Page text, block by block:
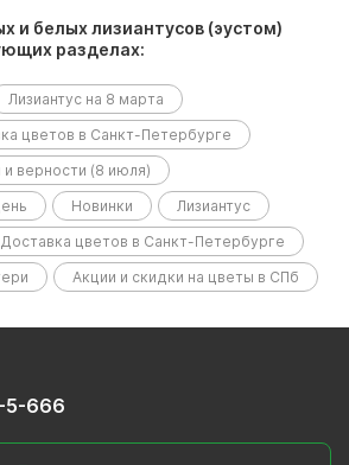
и белых лизиантусов (эустом)
разделах:
Лизиантус на 8 марта
цветов в Санкт-Петербурге
верности (8 июля)
Новинки
Лизиантус
Доставка цветов в Санкт-Петербурге
Акции и скидки на цветы в СПб
5-666